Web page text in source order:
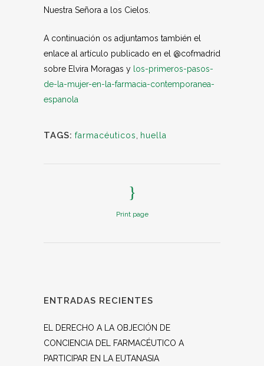
Nuestra Señora a los Cielos.
A continuación os adjuntamos también el
enlace al artículo publicado en el @cofmadrid
sobre Elvira Moragas y los-primeros-pasos-
de-la-mujer-en-la-farmacia-contemporanea-
espanola
TAGS: farmacéuticos huella
Print page
ENTRADAS RECIENTES
EL DERECHO A LA OBJECIÓN DE
CONCIENCIA DEL FARMACÉUTICO A
PARTICIPAR EN LA EUTANASIA